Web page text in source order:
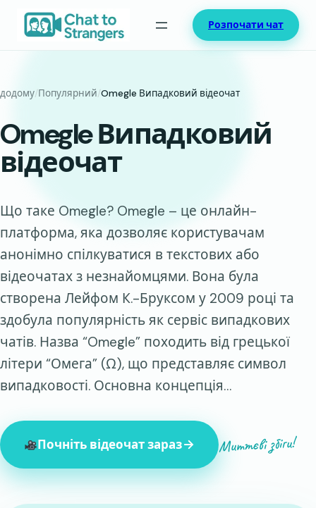
Перейти
Розпочати чат
додому/Популярний/Omegle Випадковий відеочат
Omegle Випадковий
відеочат
Що таке Omegle? Omegle – це онлайн-
платформа, яка дозволяє користувачам
анонімно спілкуватися в текстових або
відеочатах з незнайомцями. Вона була
створена Лейфом К.-Бруксом у 2009 році та
здобула популярність як сервіс випадкових
чатів. Назва “Omegle” походить від грецької
літери “Омега” (Ω), що представляє символ
випадковості. Основна концепція…
Почніть відеочат зараз Миттєві збіги!